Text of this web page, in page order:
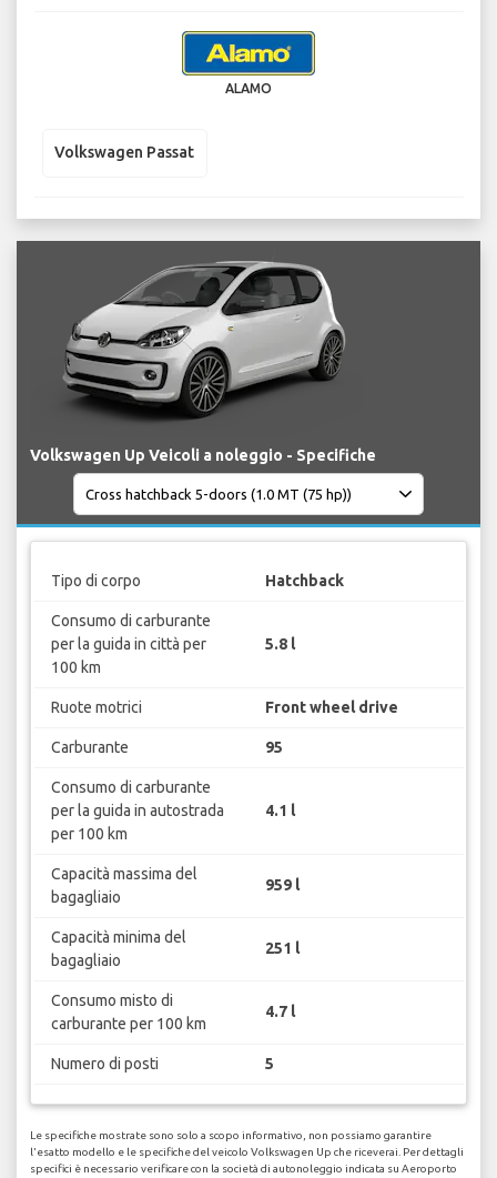
ALAMO
Volkswagen Passat
Volkswagen Up Veicoli a noleggio - Specifiche
Tipo di corpo Hatchback
Consumo di carburante
per la guida in città per
100 km
5.8 l
Ruote motrici Front wheel drive
Carburante 95
Consumo di carburante
per la guida in autostrada
per 100 km
4.1 l
Capacità massima del
bagagliaio
959 l
Capacità minima del
bagagliaio
251 l
Consumo misto di
carburante per 100 km
4.7 l
Numero di posti 5
Le specifiche mostrate sono solo a scopo informativo, non possiamo garantire
l'esatto modello e le specifiche del veicolo Volkswagen Up che riceverai. Per dettagli
specifici è necessario verificare con la società di autonoleggio indicata su Aeroporto